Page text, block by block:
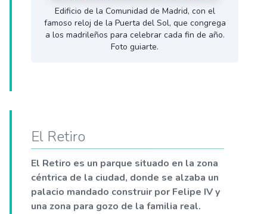
Edificio de la Comunidad de Madrid, con el
famoso reloj de la Puerta del Sol, que congrega
a los madrileños para celebrar cada fin de año.
Foto guiarte.
El Retiro
El Retiro es un parque situado en la zona
céntrica de la ciudad, donde se alzaba un
palacio mandado construir por Felipe IV y
una zona para gozo de la familia real.